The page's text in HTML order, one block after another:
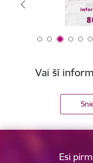
Vai šī
Esi